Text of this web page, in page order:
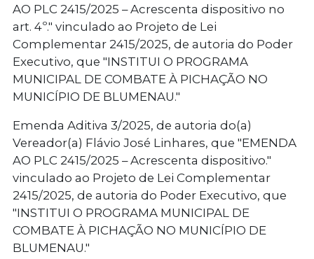
AO PLC 2415/2025 – Acrescenta dispositivo no
art. 4º." vinculado ao Projeto de Lei
Complementar 2415/2025, de autoria do Poder
Executivo, que "INSTITUI O PROGRAMA
MUNICIPAL DE COMBATE À PICHAÇÃO NO
MUNICÍPIO DE BLUMENAU."
Emenda Aditiva 3/2025, de autoria do(a)
Vereador(a) Flávio José Linhares, que "EMENDA
AO PLC 2415/2025 – Acrescenta dispositivo."
vinculado ao Projeto de Lei Complementar
2415/2025, de autoria do Poder Executivo, que
"INSTITUI O PROGRAMA MUNICIPAL DE
COMBATE À PICHAÇÃO NO MUNICÍPIO DE
BLUMENAU."